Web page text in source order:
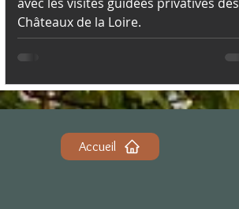
Châteaux de la Loire.
Accueil